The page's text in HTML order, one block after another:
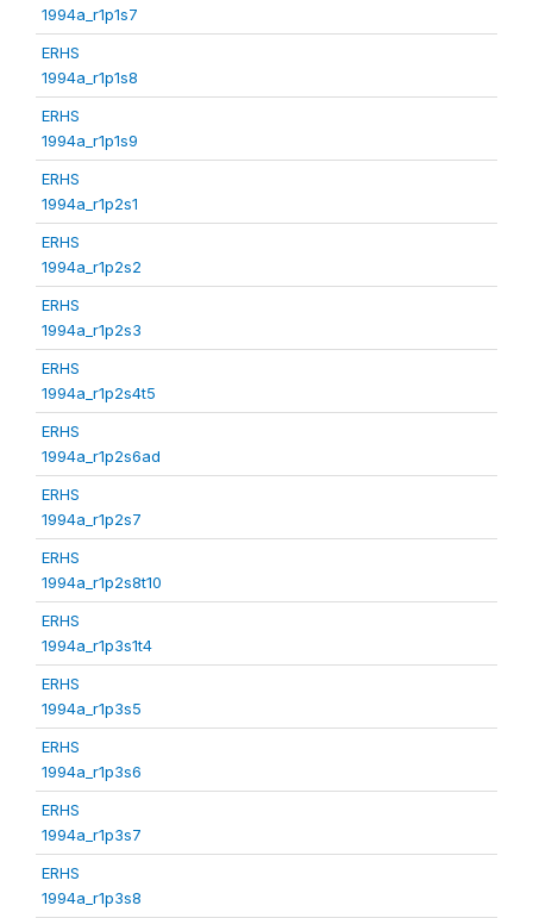
1994a_r1p1s7
ERHS
1994a_r1p1s8
ERHS
1994a_r1p1s9
ERHS
1994a_r1p2s1
ERHS
1994a_r1p2s2
ERHS
1994a_r1p2s3
ERHS
1994a_r1p2s4t5
ERHS
1994a_r1p2s6ad
ERHS
1994a_r1p2s7
ERHS
1994a_r1p2s8t10
ERHS
1994a_r1p3s1t4
ERHS
1994a_r1p3s5
ERHS
1994a_r1p3s6
ERHS
1994a_r1p3s7
ERHS
1994a_r1p3s8